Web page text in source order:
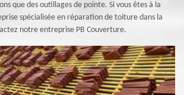
que des outillages de pointe. Si vous êtes à la
spécialisée en réparation de toiture dans la
notre entreprise PB Couverture.